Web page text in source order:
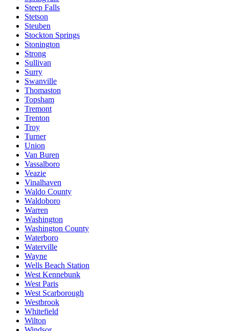
Steep Falls
Stetson
Steuben
Stockton Springs
Stonington
Strong
Sullivan
Surry
Swanville
Thomaston
Topsham
Tremont
Trenton
Troy
Turner
Union
Van Buren
Vassalboro
Veazie
Vinalhaven
Waldo County
Waldoboro
Warren
Washington
Washington County
Waterboro
Waterville
Wayne
Wells Beach Station
West Kennebunk
West Paris
West Scarborough
Westbrook
Whitefield
Wilton